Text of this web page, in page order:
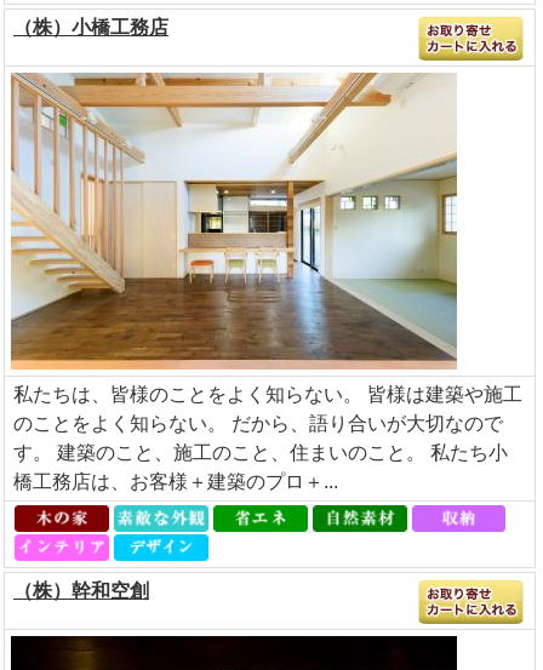
（株）小橋工務店
私たちは、皆様のことをよく知らない。 皆様は建築や施工
のことをよく知らない。 だから、語り合いが大切なので
す。 建築のこと、施工のこと、住まいのこと。 私たち小
橋工務店は、お客様＋建築のプロ＋...
（株）幹和空創